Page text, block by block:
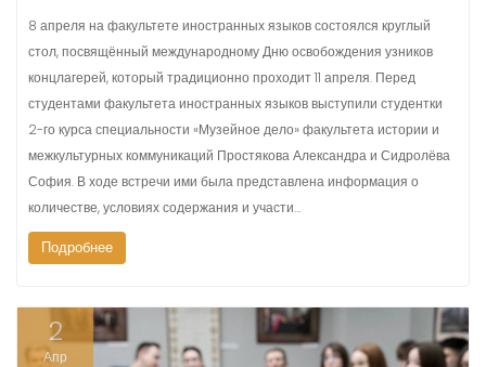
8 апреля на факультете иностранных языков состоялся круглый
стол, посвящённый международному Дню освобождения узников
концлагерей, который традиционно проходит 11 апреля. Перед
студентами факультета иностранных языков выступили студентки
2-го курса специальности «Музейное дело» факультета истории и
межкультурных коммуникаций Простякова Александра и Сидролёва
София. В ходе встречи ими была представлена информация о
количестве, условиях содержания и участи…
Подробнее
2
Апр